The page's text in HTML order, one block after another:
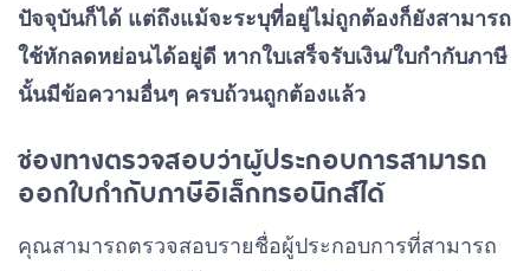
ปัจจุบันก็ได้ แต่ถึงแม้จะระบุที่อยู่ไม่ถูกต้องก็ยังสามารถ
ใช้หักลดหย่อนได้อยู่ดี หากใบเสร็จรับเงิน/ใบกำกับภาษี
นั้นมีข้อความอื่นๆ ครบถ้วนถูกต้องแล้ว
ช่องทางตรวจสอบว่าผู้ประกอบการสามารถ
ออกใบกำกับภาษีอิเล็กทรอนิกส์ได้
คุณสามารถตรวจสอบรายชื่อผู้ประกอบการที่สามารถ